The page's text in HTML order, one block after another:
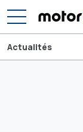
Actualités